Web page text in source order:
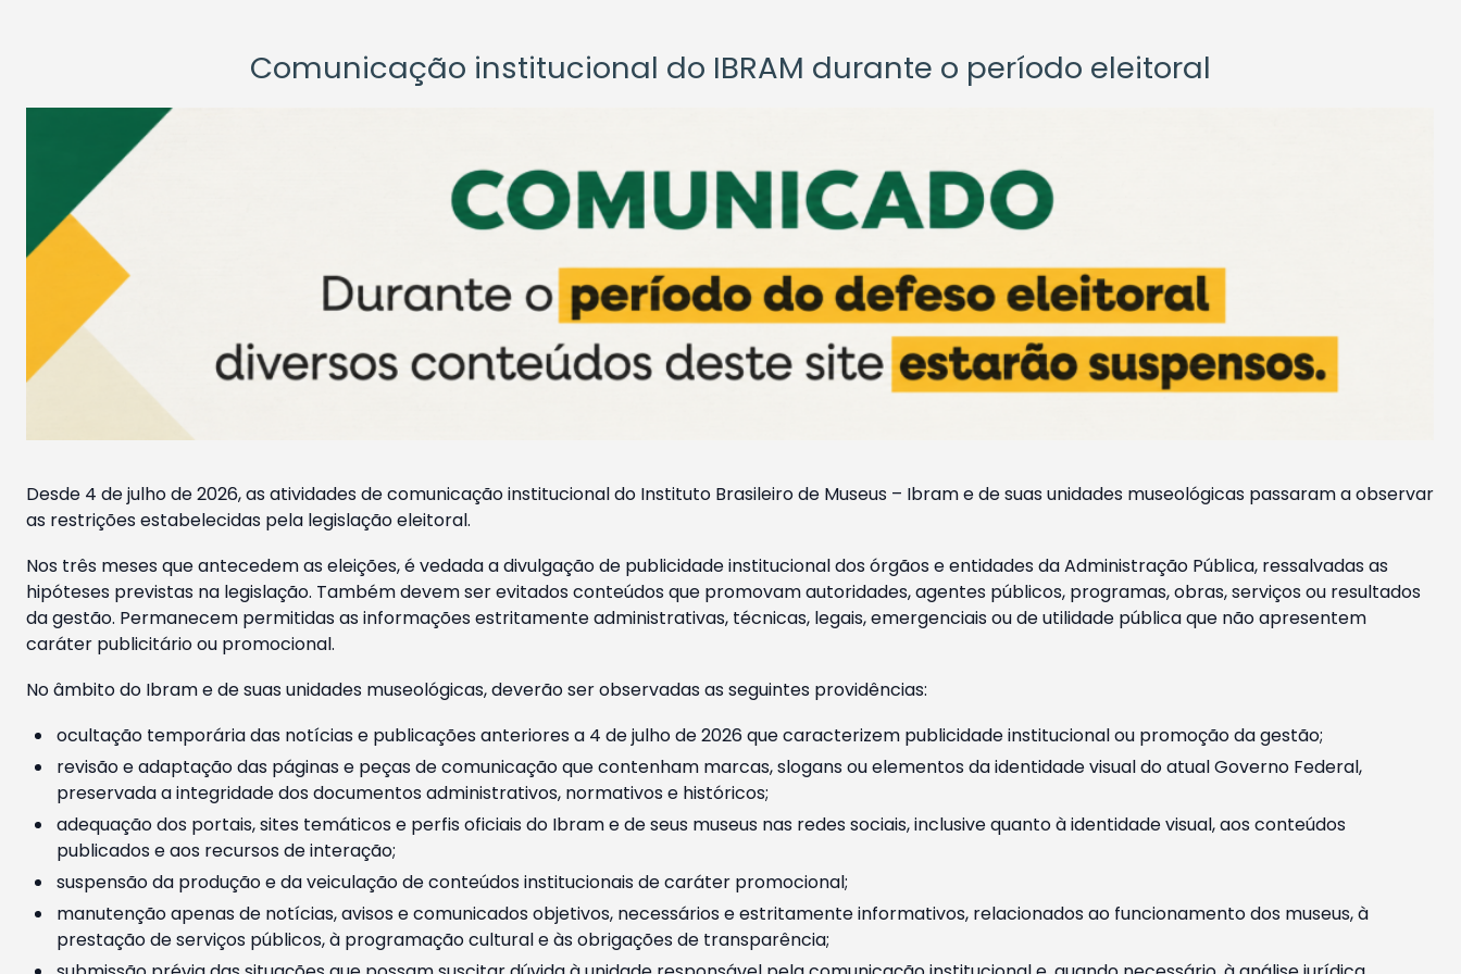
Comunicação institucional do IBRAM durante o período eleitoral
Desde 4 de julho de 2026, as atividades de comunicação institucional do Instituto Brasileiro de Museus – Ibram e de suas unidades museológicas passaram a observar
as restrições estabelecidas pela legislação eleitoral.
Nos três meses que antecedem as eleições, é vedada a divulgação de publicidade institucional dos órgãos e entidades da Administração Pública, ressalvadas as
hipóteses previstas na legislação. Também devem ser evitados conteúdos que promovam autoridades, agentes públicos, programas, obras, serviços ou resultados
da gestão. Permanecem permitidas as informações estritamente administrativas, técnicas, legais, emergenciais ou de utilidade pública que não apresentem
caráter publicitário ou promocional.
No âmbito do Ibram e de suas unidades museológicas, deverão ser observadas as seguintes providências:
ocultação temporária das notícias e publicações anteriores a 4 de julho de 2026 que caracterizem publicidade institucional ou promoção da gestão;
revisão e adaptação das páginas e peças de comunicação que contenham marcas, slogans ou elementos da identidade visual do atual Governo Federal,
preservada a integridade dos documentos administrativos, normativos e históricos;
adequação dos portais, sites temáticos e perfis oficiais do Ibram e de seus museus nas redes sociais, inclusive quanto à identidade visual, aos conteúdos
publicados e aos recursos de interação;
suspensão da produção e da veiculação de conteúdos institucionais de caráter promocional;
manutenção apenas de notícias, avisos e comunicados objetivos, necessários e estritamente informativos, relacionados ao funcionamento dos museus, à
prestação de serviços públicos, à programação cultural e às obrigações de transparência;